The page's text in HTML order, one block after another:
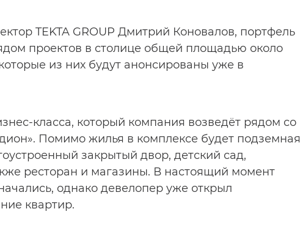
TEKTA GROUP Дмитрий Коновалов, портфель
проектов в столице общей площадью около
из них будут анонсированы уже в
класса, который компания возведёт рядом со
Помимо жилья в комплексе будет подземная
закрытый двор, детский сад,
ресторан и магазины. В настоящий момент
однако девелопер уже открыл
квартир.